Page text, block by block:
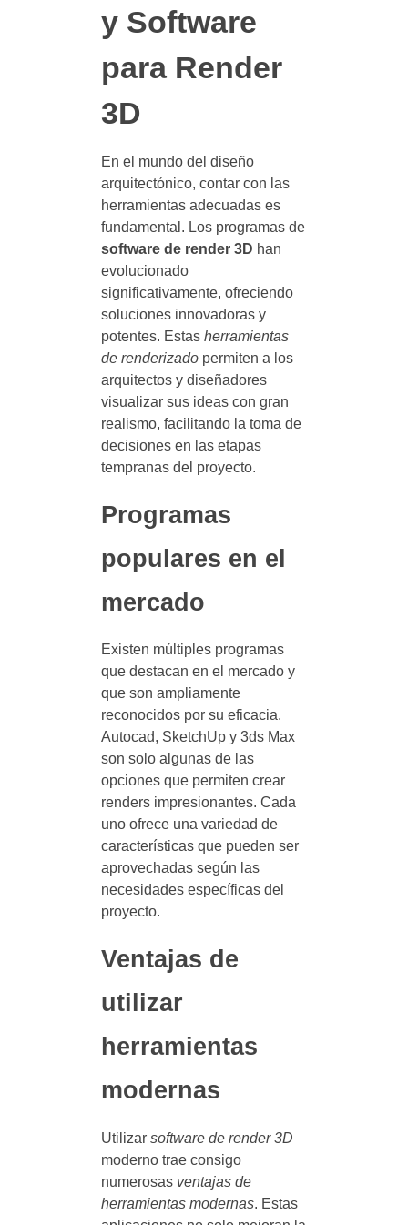
y Software
para Render
3D
En el mundo del diseño
arquitectónico, contar con las
herramientas adecuadas es
fundamental. Los programas de
software de render 3D han
evolucionado
significativamente, ofreciendo
soluciones innovadoras y
potentes. Estas herramientas
de renderizadopermiten a los
arquitectos y diseñadores
visualizar sus ideas con gran
realismo, facilitando la toma de
decisiones en las etapas
tempranas del proyecto.
Programas
populares en el
mercado
Existen múltiples programas
que destacan en el mercado y
que son ampliamente
reconocidos por su eficacia.
Autocad, SketchUp y 3ds Max
son solo algunas de las
opciones que permiten crear
renders impresionantes. Cada
uno ofrece una variedad de
características que pueden ser
aprovechadas según las
necesidades específicas del
proyecto.
Ventajas de
utilizar
herramientas
modernas
Utilizar software de render 3D
moderno trae consigo
numerosas ventajas de
herramientas modernas. Estas